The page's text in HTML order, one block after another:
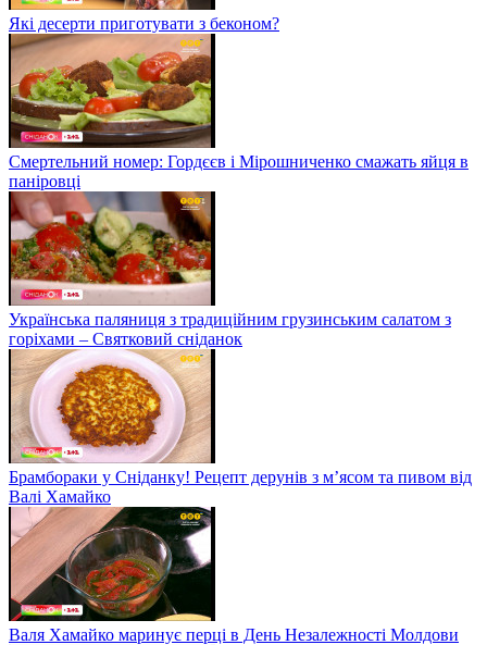
Які десерти приготувати з беконом?
Смертельний номер: Гордєєв і Мірошниченко смажать яйця в
паніровці
Українська паляниця з традиційним грузинським салатом з
горіхами – Святковий сніданок
Брамбораки у Сніданку! Рецепт дерунів з м’ясом та пивом від
Валі Хамайко
Валя Хамайко маринує перці в День Незалежності Молдови